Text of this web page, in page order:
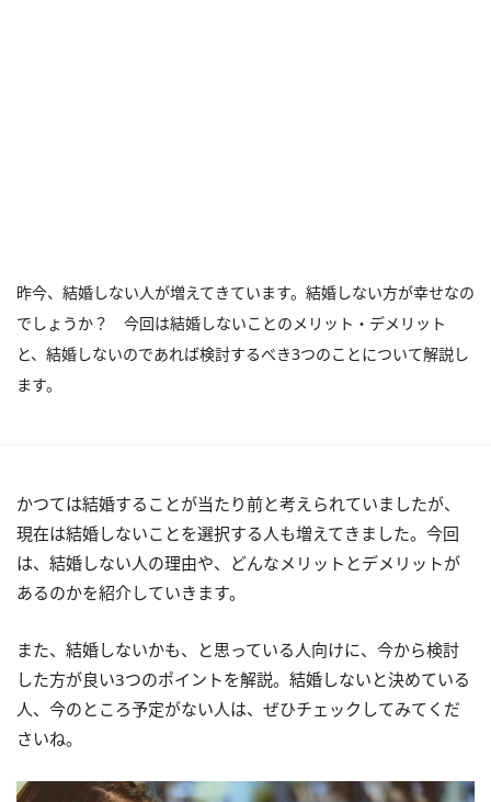
昨今、結婚しない人が増えてきています。結婚しない方が幸せなの
でしょうか？ 今回は結婚しないことのメリット・デメリット
と、結婚しないのであれば検討するべき3つのことについて解説し
ます。
かつては結婚することが当たり前と考えられていましたが、
現在は結婚しないことを選択する人も増えてきました。今回
は、結婚しない人の理由や、どんなメリットとデメリットが
あるのかを紹介していきます。
また、結婚しないかも、と思っている人向けに、今から検討
した方が良い3つのポイントを解説。結婚しないと決めている
人、今のところ予定がない人は、ぜひチェックしてみてくだ
さいね。